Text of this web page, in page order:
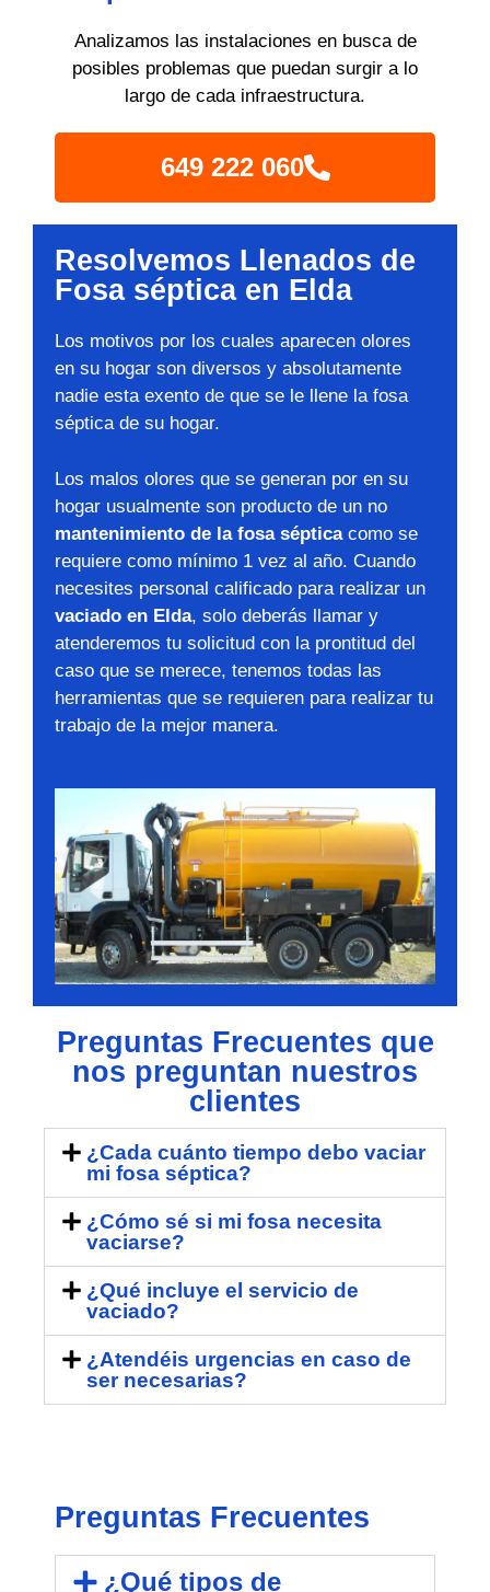
Analizamos las instalaciones en busca de
posibles problemas que puedan surgir a lo
largo de cada infraestructura.
649 222 060
Resolvemos Llenados de
Fosa séptica en Elda
Los motivos por los cuales aparecen olores
en su hogar son diversos y absolutamente
nadie esta exento de que se le llene la fosa
séptica de su hogar.
Los malos olores que se generan por en su
hogar usualmente son producto de un no
mantenimiento de la fosa sépticacomo se
requiere como mínimo 1 vez al año. Cuando
necesites personal calificado para realizar un
vaciado en Elda, solo deberás llamar y
atenderemos tu solicitud con la prontitud del
caso que se merece, tenemos todas las
herramientas que se requieren para realizar tu
trabajo de la mejor manera.
Preguntas Frecuentes que
nos preguntan nuestros
clientes
¿Cada cuánto tiempo debo vaciar
mi fosa séptica?
¿Cómo sé si mi fosa necesita
vaciarse?
¿Qué incluye el servicio de
vaciado?
¿Atendéis urgencias en caso de
ser necesarias?
Preguntas Frecuentes
¿Qué tipos de